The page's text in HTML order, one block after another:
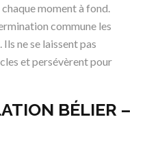
moment à fond.
commune les
ne se laissent pas
et persévèrent pour
BÉLIER –